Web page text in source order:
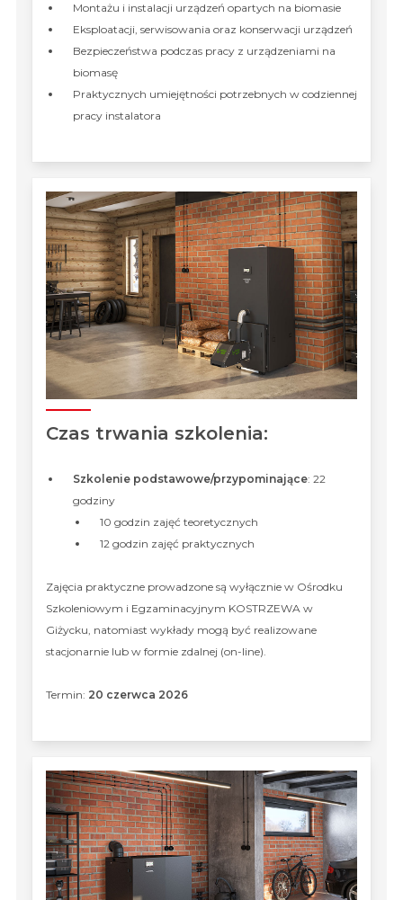
Montażu i instalacji urządzeń opartych na biomasie
Eksploatacji, serwisowania oraz konserwacji urządzeń
Bezpieczeństwa podczas pracy z urządzeniami na
biomasę
Praktycznych umiejętności potrzebnych w codziennej
pracy instalatora
Czas trwania szkolenia:
Szkolenie podstawowe/przypominające: 22
godziny
10 godzin zajęć teoretycznych
12 godzin zajęć praktycznych
Zajęcia praktyczne prowadzone są wyłącznie w Ośrodku
Szkoleniowym i Egzaminacyjnym KOSTRZEWA w
Giżycku, natomiast wykłady mogą być realizowane
stacjonarnie lub w formie zdalnej (on-line).
Termin: 20 czerwca 2026